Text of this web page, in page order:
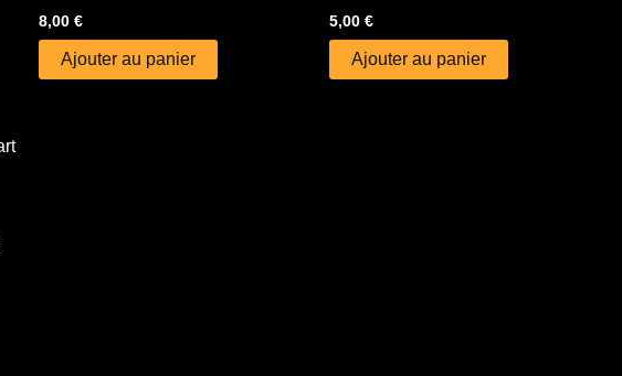
8,00 €
Ajouter au panier
5,00€
Ajouter au panier